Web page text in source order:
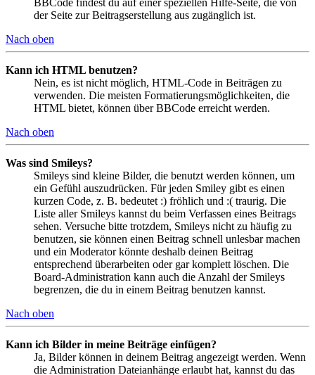
BBCode findest du auf einer speziellen Hilfe-Seite, die von
der Seite zur Beitragserstellung aus zugänglich ist.
Nach oben
Kann ich HTML benutzen?
Nein, es ist nicht möglich, HTML-Code in Beiträgen zu
verwenden. Die meisten Formatierungsmöglichkeiten, die
HTML bietet, können über BBCode erreicht werden.
Nach oben
Was sind Smileys?
Smileys sind kleine Bilder, die benutzt werden können, um
ein Gefühl auszudrücken. Für jeden Smiley gibt es einen
kurzen Code, z. B. bedeutet :) fröhlich und :( traurig. Die
Liste aller Smileys kannst du beim Verfassen eines Beitrags
sehen. Versuche bitte trotzdem, Smileys nicht zu häufig zu
benutzen, sie können einen Beitrag schnell unlesbar machen
und ein Moderator könnte deshalb deinen Beitrag
entsprechend überarbeiten oder gar komplett löschen. Die
Board-Administration kann auch die Anzahl der Smileys
begrenzen, die du in einem Beitrag benutzen kannst.
Nach oben
Kann ich Bilder in meine Beiträge einfügen?
Ja, Bilder können in deinem Beitrag angezeigt werden. Wenn
die Administration Dateianhänge erlaubt hat, kannst du das